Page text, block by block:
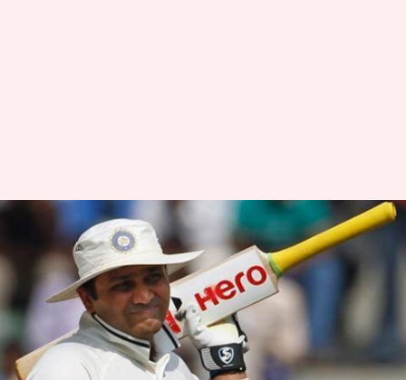
आज ही के दिन इतिहास रचने से चूके
थे सहवाग, अब तक नहीं बना ये
रिकॉर्ड
लेखन मोहम्मद वाहिद Dec 04, 2019 12:36 pm
क्या है खबर?